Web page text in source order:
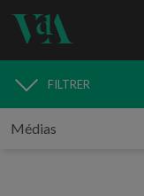
MÉDIAS
FILTRER